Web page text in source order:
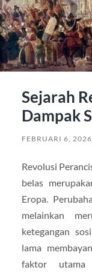
Sejarah
Dampak
FEBRUARI 6, 2026
Revolusi
belas
Eropa.
melainkan
ketegangan
lama
faktor utama